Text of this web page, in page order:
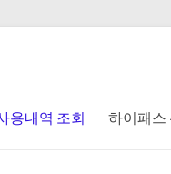
용내역 조회 하이패스